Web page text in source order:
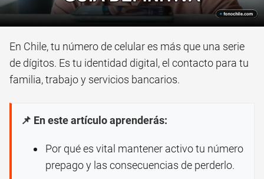
En Chile, tu número de celular es más que una serie
de dígitos. Es tu identidad digital, el contacto para tu
familia, trabajo y servicios bancarios.
📌 En este artículo aprenderás:
Por qué es vital mantener activo tu número
prepago y las consecuencias de perderlo.